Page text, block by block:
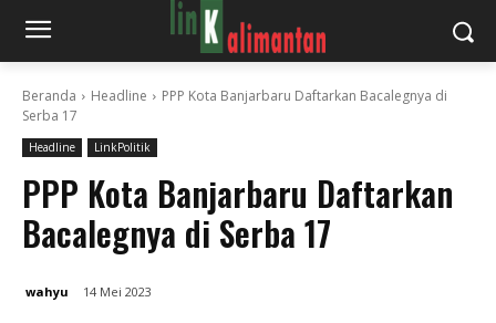
Beranda Headline
PPP Kota Banjarbaru Daftarkan Bacalegnya di
Serba 17
Headline LinkPolitik
PPP Kota Banjarbaru Daftarkan
Bacalegnya di Serba 17
wahyu 14 Mei 2023